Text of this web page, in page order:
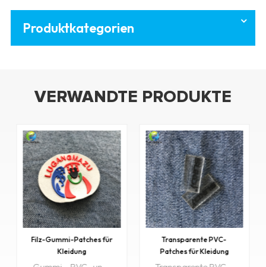
Produktkategorien
VERWANDTE PRODUKTE
Filz-Gummi-Patches für
Kleidung
Transparente PVC-
Patches für Kleidung